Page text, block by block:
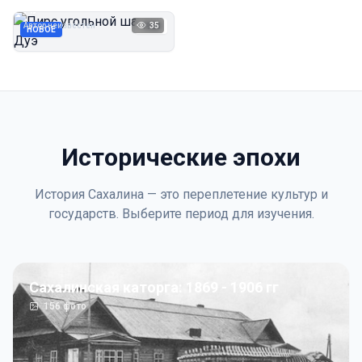
НОВОЕ 1923
Автор неизвестен 35
Исторические эпохи
История Сахалина — это переплетение культур и
государств. Выберите период для изучения.
Сахалинская каторга: 1869 - 1906 гг
156фото